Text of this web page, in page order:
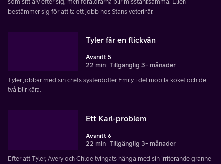
som sitt arv efter sig, men föräldrarna blir misstänksamma. Ellen
bestämmer sig för att ta ett jobb hos Stans veterinär.
Tyler får en flickvän
Avsnitt 5
22 min Tillgänglig 3+ månader
Tyler jobbar med sin chefs systerdotter Emily i det mobila köket och de
två blir kära.
Ett Karl-problem
Avsnitt 6
22 min Tillgänglig 3+ månader
Efter att Tyler, Avery och Chloe tvingats hänga med sin irriterande granne